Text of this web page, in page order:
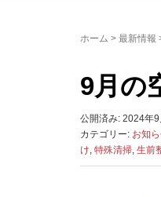
ホーム > 最新情報
9月の
公開済み: 2024年9
カテゴリー: お知
け, 特殊清掃, 生前